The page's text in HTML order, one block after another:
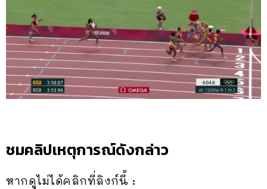
ชมคลิปเหตุการณ์ดังกล่าว
หากดูไม่ได้คลิกที่ลิงก์นี้ :